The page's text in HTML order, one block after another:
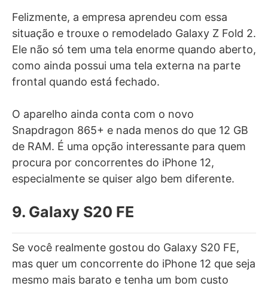
Felizmente, a empresa aprendeu com essa
situação e trouxe o remodelado Galaxy Z Fold 2.
Ele não só tem uma tela enorme quando aberto,
como ainda possui uma tela externa na parte
frontal quando está fechado.
O aparelho ainda conta com o novo
Snapdragon 865+ e nada menos do que 12 GB
de RAM. É uma opção interessante para quem
procura por concorrentes do iPhone 12,
especialmente se quiser algo bem diferente.
9. Galaxy S20 FE
Se você realmente gostou do Galaxy S20 FE,
mas quer um concorrente do iPhone 12 que seja
mesmo mais barato e tenha um bom custo